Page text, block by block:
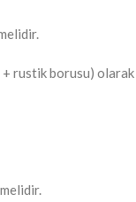
+ rustik borusu)